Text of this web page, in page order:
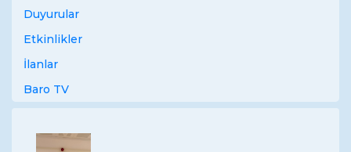
Duyurular
Etkinlikler
İlanlar
Baro TV